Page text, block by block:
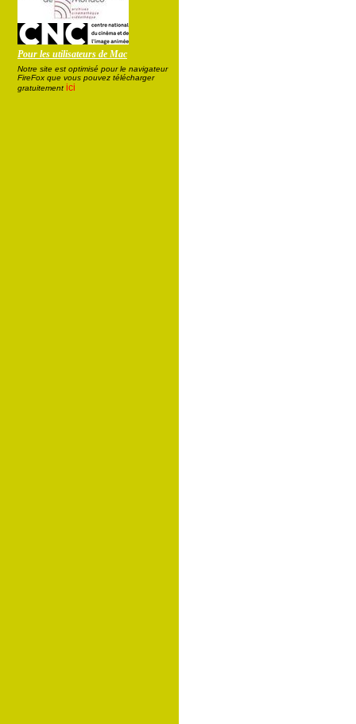
Pour les utilisateurs de Mac
Notre site est optimisé pour le navigateur
FireFox que vous pouvez télécharger
gratuitement ici